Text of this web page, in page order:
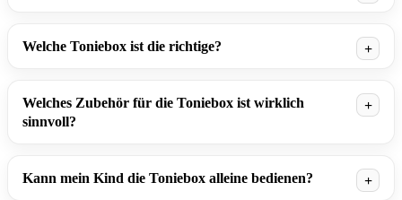
Welche Toniebox ist die richtige?
Welches Zubehör für die Toniebox ist wirklich
sinnvoll?
Kann mein Kind die Toniebox alleine bedienen?